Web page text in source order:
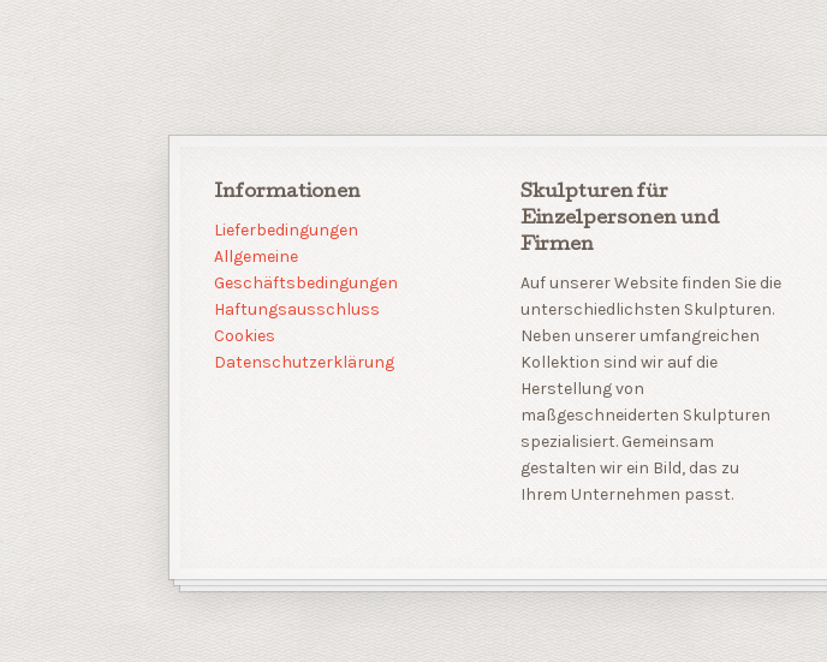
Informationen
Lieferbedingungen
Allgemeine
Geschäftsbedingungen
Haftungsausschluss
Cookies
Datenschutzerklärung
Skulpturen für
Einzelpersonen und
Firmen
Auf unserer Website finden Sie die
unterschiedlichsten Skulpturen.
Neben unserer umfangreichen
Kollektion sind wir auf die
Herstellung von
maßgeschneiderten Skulpturen
spezialisiert. Gemeinsam
gestalten wir ein Bild, das zu
Ihrem Unternehmen passt.